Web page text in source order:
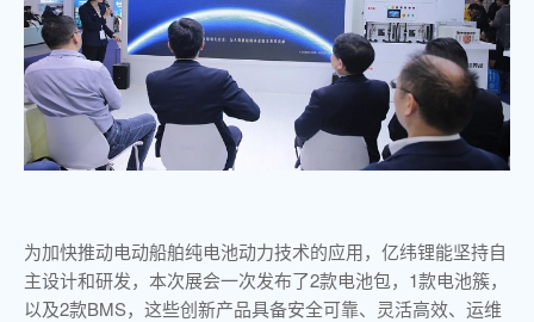
为加快推动电动船舶纯电池动力技术的应用，亿纬锂能坚持自
主设计和研发，本次展会一次发布了2款电池包，1款电池簇，
以及2款BMS，这些创新产品具备安全可靠、灵活高效、运维